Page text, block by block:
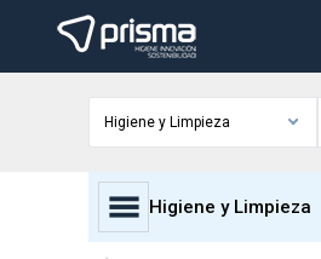
Higiene y Limpieza
Higiene y Limpieza